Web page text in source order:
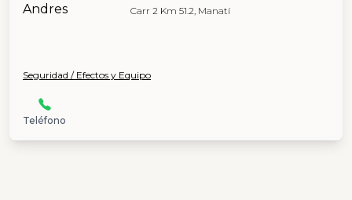
Carr 2 Km 51.2, Manatí
Seguridad / Efectos y Equipo
Teléfono